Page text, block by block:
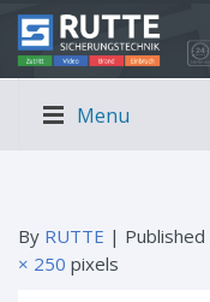
Menu
By RUTTE | Published
× 250 pixels